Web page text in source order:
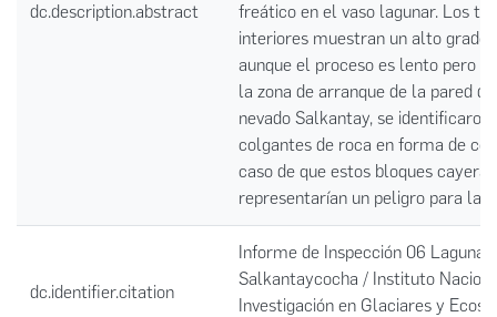
dc.description.abstract
freático en el vaso lagunar. Los
interiores muestran un alto grado
aunque el proceso es lento pero
la zona de arranque de la pared
nevado Salkantay, se identificaron
colgantes de roca en forma de
caso de que estos bloques
representarían un peligro para la
dc.identifier.citation
Informe de Inspección 06 Laguna
Salkantaycocha / Instituto
Investigación en Glaciares y